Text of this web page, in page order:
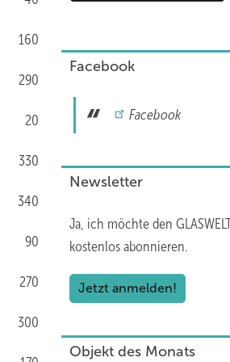
160
290
20
330
340
90
270
300
Facebook
Facebook
Newsletter
Ja, ich möchte den
kostenlos abonnieren.
Jetzt anmelden!
Objekt des Monats